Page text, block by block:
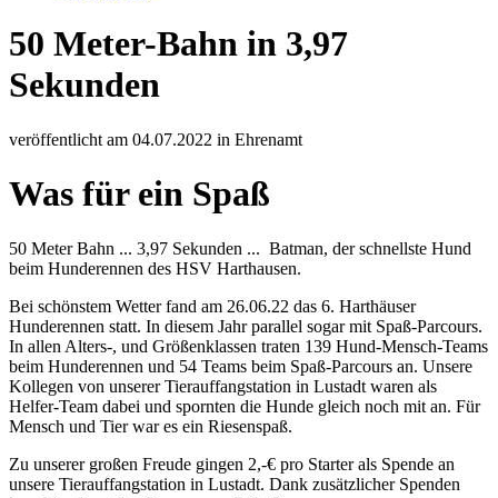
50 Meter-Bahn in 3,97
Sekunden
veröffentlicht am 04.07.2022 in Ehrenamt
Was für ein Spaß
50 Meter Bahn ... 3,97 Sekunden ... Batman, der schnellste Hund
beim Hunderennen des HSV Harthausen.
Bei schönstem Wetter fand am 26.06.22 das 6. Harthäuser
Hunderennen statt. In diesem Jahr parallel sogar mit Spaß-Parcours.
In allen Alters-, und Größenklassen traten 139 Hund-Mensch-Teams
beim Hunderennen und 54 Teams beim Spaß-Parcours an. Unsere
Kollegen von unserer Tierauffangstation in Lustadt waren als
Helfer-Team dabei und spornten die Hunde gleich noch mit an. Für
Mensch und Tier war es ein Riesenspaß.
Zu unserer großen Freude gingen 2,-€ pro Starter als Spende an
unsere Tierauffangstation in Lustadt. Dank zusätzlicher Spenden